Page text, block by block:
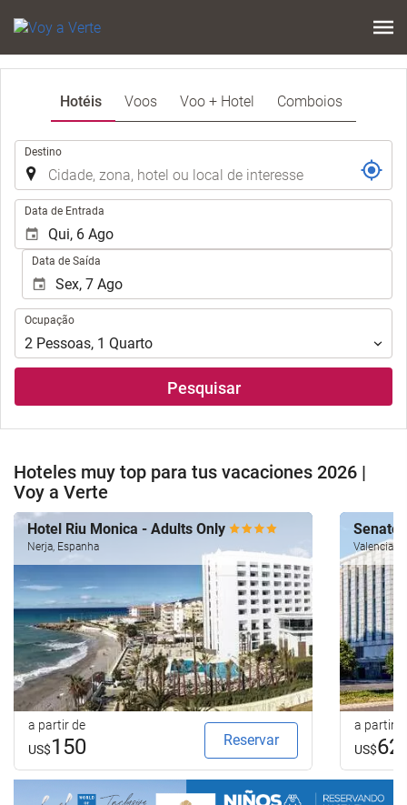
Hotéis Voos Voo + Hotel Comboios
Destino
Data de Entrada
Data de Saída
Ocupação
Ocupação
2 Pessoas, 1 Quarto
Pesquisar
Hoteles muy top para tus vacaciones 2026 |
Voy a Verte
Hotel Riu Monica - Adults Only
Nerja, Espanha
a partir de
US$150 Reservar
Valencia,
a partir
US$62